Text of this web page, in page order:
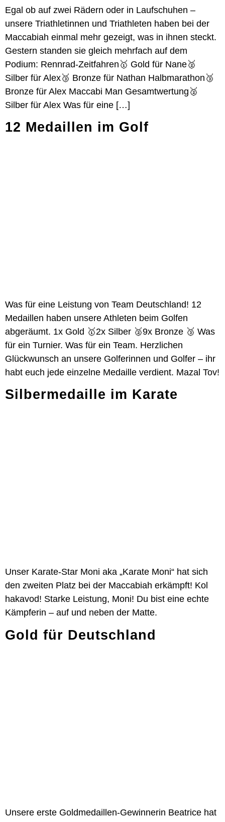
Egal ob auf zwei Rädern oder in Laufschuhen –
unsere Triathletinnen und Triathleten haben bei der
Maccabiah einmal mehr gezeigt, was in ihnen steckt.
Gestern standen sie gleich mehrfach auf dem
Podium: Rennrad-Zeitfahren🥇 Gold für Nane🥈
Silber für Alex🥉 Bronze für Nathan Halbmarathon🥉
Bronze für Alex Maccabi Man Gesamtwertung🥈
Silber für Alex Was für eine […]
12 Medaillen im Golf
Was für eine Leistung von Team Deutschland! 12
Medaillen haben unsere Athleten beim Golfen
abgeräumt. 1x Gold 🥇2x Silber 🥈9x Bronze 🥉 Was
für ein Turnier. Was für ein Team. Herzlichen
Glückwunsch an unsere Golferinnen und Golfer – ihr
habt euch jede einzelne Medaille verdient. Mazal Tov!
Silbermedaille im Karate
Unser Karate-Star Moni aka „Karate Moni“ hat sich
den zweiten Platz bei der Maccabiah erkämpft! Kol
hakavod! Starke Leistung, Moni! Du bist eine echte
Kämpferin – auf und neben der Matte.
Gold für Deutschland
Unsere erste Goldmedaillen-Gewinnerin Beatrice hat